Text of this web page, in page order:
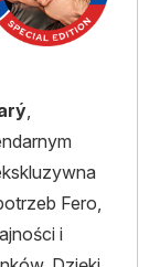
,
Fero,
i